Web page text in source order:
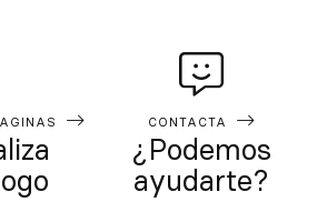
CONTACTA
¿Podemos
ayudarte?